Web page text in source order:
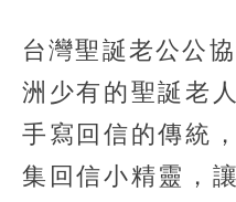
台灣聖誕老公公
洲少有的聖誕老
手寫回信的傳統
集回信小精靈，